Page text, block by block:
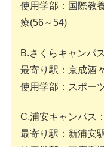
使用学部：国際教
療(56～54)
B.さくらキャンパ
最寄り駅：京成酒
使用学部：スポー
C.浦安キャンパス
最寄り駅：新浦安